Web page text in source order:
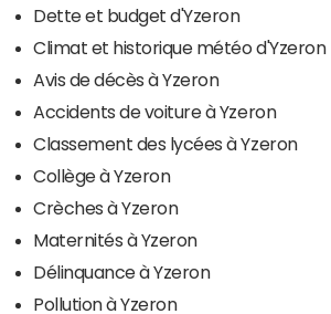
Dette et budget d'Yzeron
Climat et historique météo d'Yzeron
Avis de décès à Yzeron
Accidents de voiture à Yzeron
Classement des lycées à Yzeron
Collège à Yzeron
Crèches à Yzeron
Maternités à Yzeron
Délinquance à Yzeron
Pollution à Yzeron